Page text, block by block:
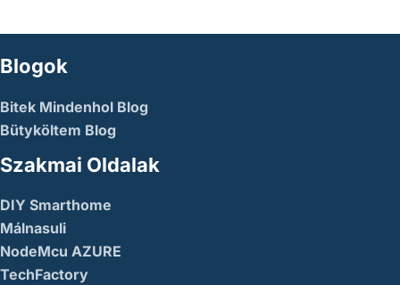
Blogok
Bitek Mindenhol Blog
Bütyköltem Blog
Szakmai Oldalak
DIY Smarthome
Málnasuli
NodeMcu AZURE
TechFactory